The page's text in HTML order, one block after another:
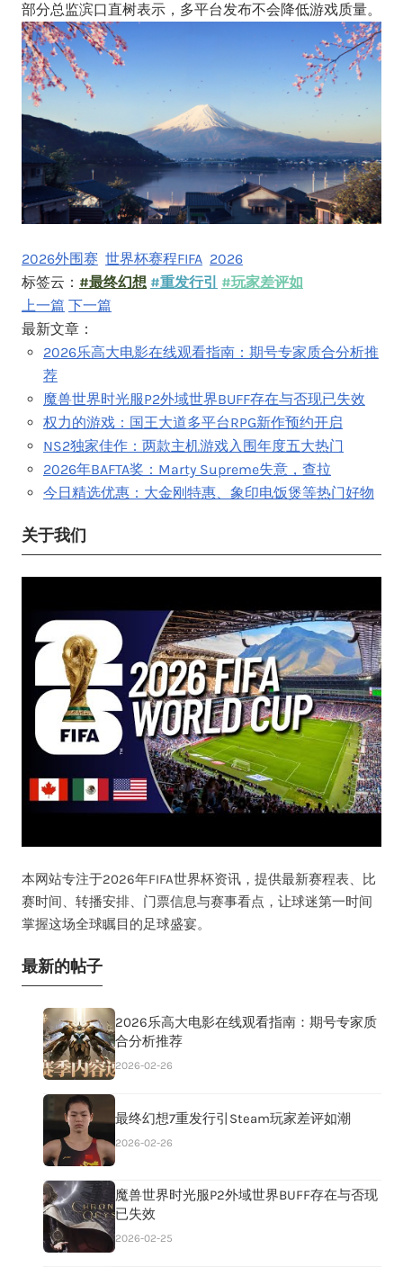
部分总监滨口直树表示，多平台发布不会降低游戏质量。
2026外围赛 世界杯赛程FIFA 2026
标签云： #最终幻想 #重发行引
#玩家差评如
上一篇 下一篇
最新文章：
2026乐高大电影在线观看指南：期号专家质合分析推
荐
魔兽世界时光服P2外域世界BUFF存在与否现已失效
权力的游戏：国王大道多平台RPG新作预约开启
NS2独家佳作：两款主机游戏入围年度五大热门
2026年BAFTA奖：Marty Supreme失意，查拉
今日精选优惠：大金刚特惠、象印电饭煲等热门好物
关于我们
本网站专注于2026年FIFA世界杯资讯，提供最新赛程表、比
赛时间、转播安排、门票信息与赛事看点，让球迷第一时间
掌握这场全球瞩目的足球盛宴。
最新的帖子
2026乐高大电影在线观看指南：期号专家质
合分析推荐
2026-02-26
最终幻想7重发行引Steam玩家差评如潮
2026-02-26
魔兽世界时光服P2外域世界BUFF存在与否现
已失效
2026-02-25